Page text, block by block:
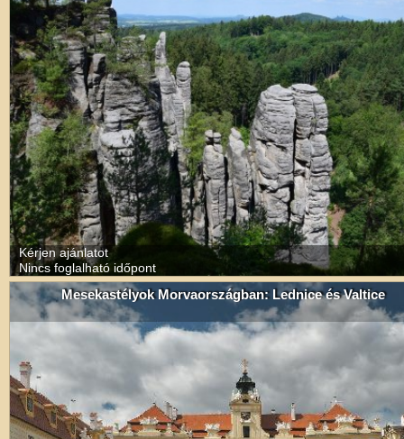
Kérjen ajánlatot
Nincs foglalható időpont
Mesekastélyok Morvaországban: Lednice és Valtice